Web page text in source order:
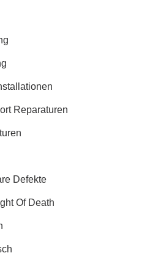
Reparaturen
Defekte
Of Death